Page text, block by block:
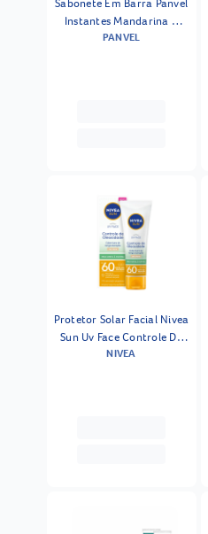
Instantes Mandarina E
Jasmim 100g
PANVEL
Protetor Solar Facial Nivea
Sun Uv Face Controle De
Oleosidade Cor Clara Fps
NIVEA